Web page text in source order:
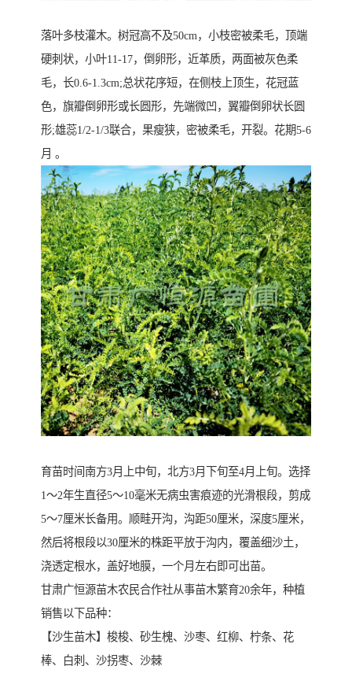
落叶多枝灌木。树冠高不及50cm，小枝密被柔毛，顶端
硬刺状，小叶11-17，倒卵形，近革质，两面被灰色柔
毛，长0.6-1.3cm;总状花序短，在侧枝上顶生，花冠蓝
色，旗瓣倒卵形或长圆形，先端微凹，翼瓣倒卵状长圆
形;雄蕊1/2-1/3联合，果瘦狭，密被柔毛，开裂。花期5-6
月 。
育苗时间南方3月上中旬，北方3月下旬至4月上旬。选择
1～2年生直径5～10毫米无病虫害痕迹的光滑根段，剪成
5～7厘米长备用。顺畦开沟，沟距50厘米，深度5厘米，
然后将根段以30厘米的株距平放于沟内，覆盖细沙土，
浇透定根水，盖好地膜，一个月左右即可出苗。
甘肃广恒源苗木农民合作社从事苗木繁育20余年，种植
销售以下品种：
【沙生苗木】梭梭、砂生槐、沙枣、红柳、柠条、花
棒、白刺、沙拐枣、沙棘